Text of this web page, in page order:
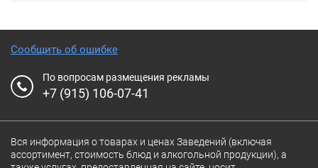
Сообщить об ошибке
По вопросам размещения рекламы
+7 (915) 106-07-41
Вся информация о товарах и ценах Заведений (включая
ассортимент, стоимость блюд и алкогольной продукции), а